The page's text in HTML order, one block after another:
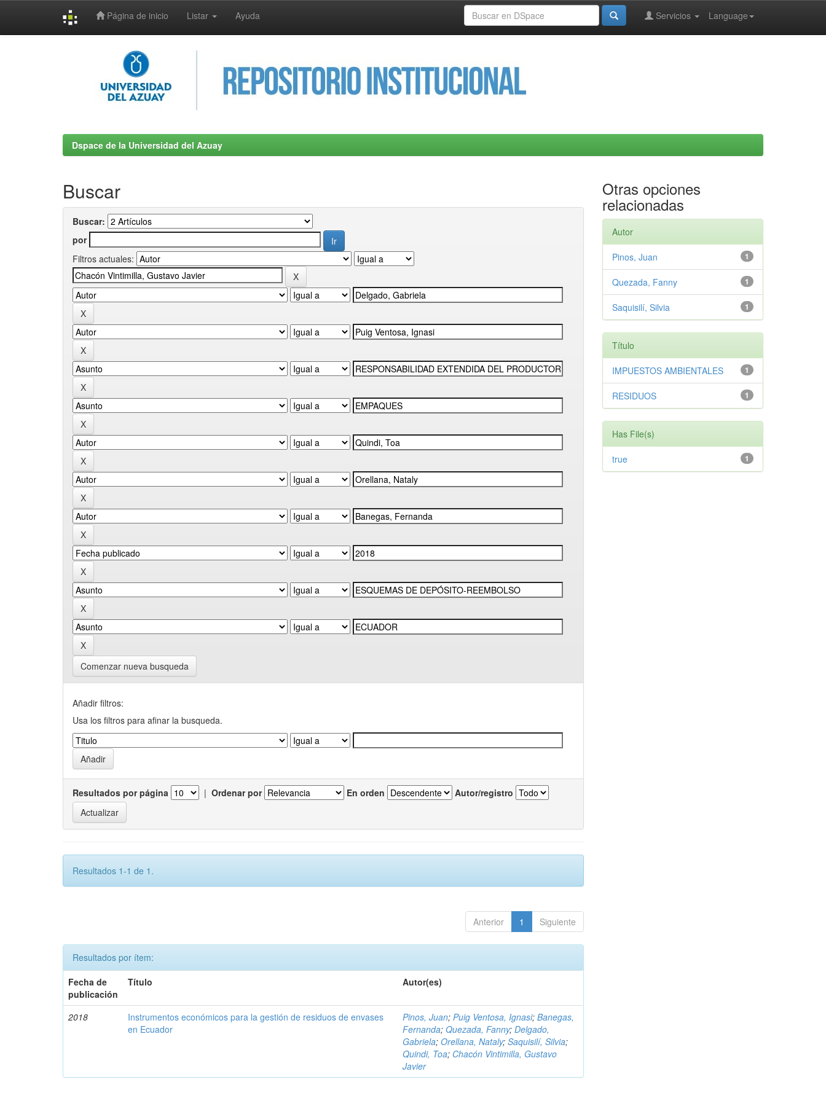
Página de inicio Listar Ayuda Language
Servicios
Dspace de la Universidad del Azuay
Buscar
Buscar:
por
Filtros actuales:
Comenzar nueva busqueda
Añadir filtros:
Usa los filtros para afinar la busqueda.
Resultados por página | Ordenar por En orden Autor/registro
Resultados 1-1 de 1.
Anterior 1 Siguiente
Resultados por ítem:
Fecha de
publicación
Título Autor(es)
2018
Instrumentos económicos para la gestión de residuos de envases
en Ecuador
Pinos, Juan;Puig Ventosa, Ignasi;Banegas,
Fernanda;Quezada, Fanny;Delgado,
Gabriela;Orellana, Nataly;Saquisilí, Silvia;
Quindi, Toa; Chacón Vintimilla, Gustavo
Javier
Otras opciones
relacionadas
Autor
1
Pinos, Juan
1
Quezada, Fanny
1
Saquisilí, Silvia
Título
1
IMPUESTOS AMBIENTALES
1
RESIDUOS
Has File(s)
1
true